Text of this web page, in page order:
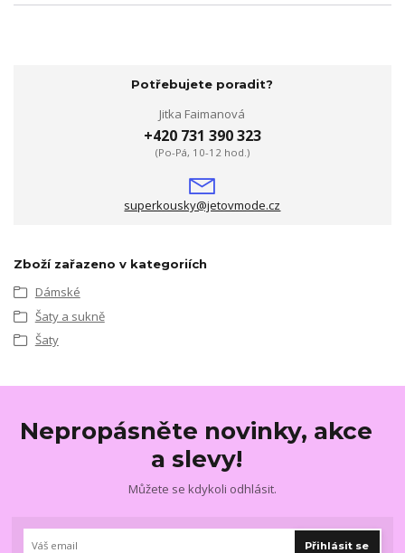
Potřebujete poradit?
Jitka Faimanová
+420 731 390 323
(Po-Pá, 10-12 hod.)
superkousky@jetovmode.cz
Zboží zařazeno v kategoriích
Dámské
Šaty a sukně
Šaty
Nepropásněte novinky, akce
a slevy!
Můžete se kdykoli odhlásit.
Přihlásit se